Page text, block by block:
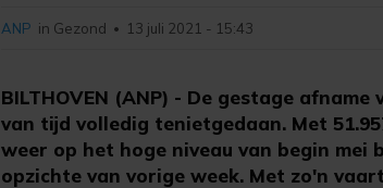
BILTHOVEN (ANP) - De gestage
van tijd volledig tenietgedaan. Met
weer op het hoge niveau van begin mei
opzichte van vorige week. Met zo'n
ANP in Gezond • 13 juli 2021 - 15:43